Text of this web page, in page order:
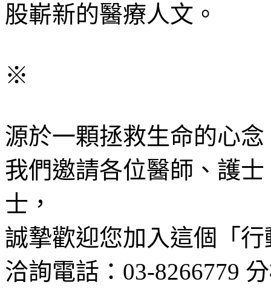
股嶄新的醫療人文。
※
源於一顆拯救生命的心念
我們邀請各位醫師、護
士，
誠摯歡迎您加入這個「
洽詢電話：03-8266779